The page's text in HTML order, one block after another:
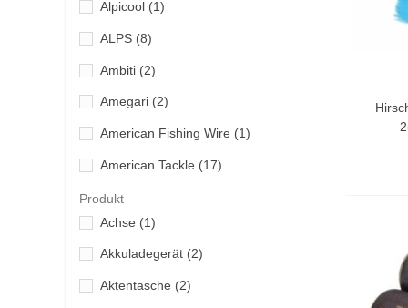
Alpicool (1)
ALPS (8)
Ambiti (2)
Amegari (2)
American Fishing Wire (1)
American Tackle (17)
Antiche Pasture
Arcos (2)
Ardent(1)
Asari(9)
Produkt
Achse (1)
Akkuladegerät (2)
Aktentasche (2)